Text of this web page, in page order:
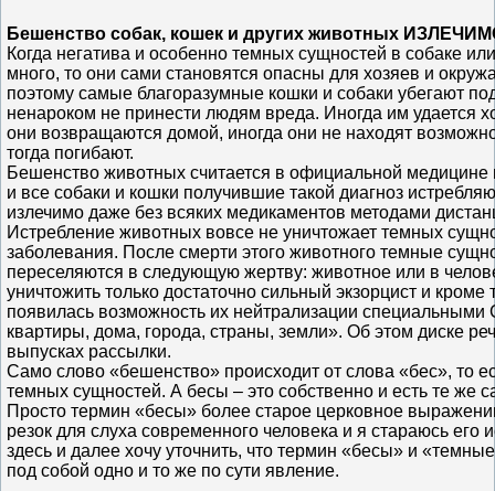
Бешенство собак, кошек и других животных
Когда негатива и особенно темных сущностей в собаке
много, то они сами становятся опасны для хозяев и
поэтому самые благоразумные кошки и собаки убегают
ненароком не принести людям вреда. Иногда им удается
они возвращаются домой, иногда они не находят
тогда погибают.
Бешенство животных считается в официальной
и все собаки и кошки получившие такой диагноз
излечимо даже без всяких медикаментов методами
Истребление животных вовсе не уничтожает темных
заболевания. После смерти этого животного темные
переселяются в следующую жертву: животное или в
уничтожить только достаточно сильный экзорцист и
появилась возможность их нейтрализации
квартиры, дома, города, страны, земли». Об этом диске
выпусках рассылки.
Само слово «бешенство» происходит от слова «бес», то
темных сущностей. А бесы – это собственно и есть те же
Просто термин «бесы» более старое церковное
резок для слуха современного человека и я стараюсь его
здесь и далее хочу уточнить, что термин «бесы» и
под собой одно и то же по сути явление.